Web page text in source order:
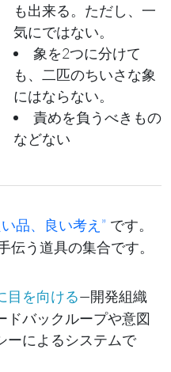
も出来る。ただし、一
気にではない。
象を2つに分けて
も、二匹のちいさな象
にはならない。
責めを負うべきもの
などない
い品、良い考え ” です。
伝う道具の集合です。
目を向ける—開発組織
ドバックループや意図
ーによるシステムで